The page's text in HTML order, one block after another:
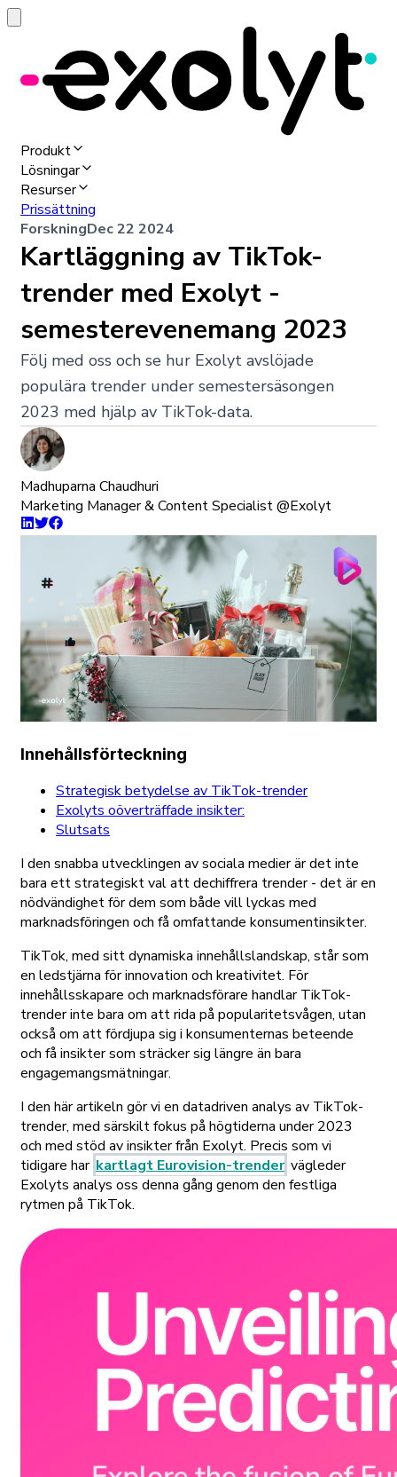
Produkt
Lösningar
Resurser
Prissättning
ForskningDec 22 2024
Kartläggning av TikTok-
trender med Exolyt -
semesterevenemang 2023
Följ med oss och se hur Exolyt avslöjade
populära trender under semestersäsongen
2023 med hjälp av TikTok-data.
Madhuparna Chaudhuri
Marketing Manager & Content Specialist @Exolyt
Innehållsförteckning
Strategisk betydelse av TikTok-trender
Exolyts oöverträffade insikter:
Slutsats
I den snabba utvecklingen av sociala medier är det inte
bara ett strategiskt val att dechiffrera trender - det är en
nödvändighet för dem som både vill lyckas med
marknadsföringen och få omfattande konsumentinsikter.
TikTok, med sitt dynamiska innehållslandskap, står som
en ledstjärna för innovation och kreativitet. För
innehållsskapare och marknadsförare handlar TikTok-
trender inte bara om att rida på popularitetsvågen, utan
också om att fördjupa sig i konsumenternas beteende
och få insikter som sträcker sig längre än bara
engagemangsmätningar.
I den här artikeln gör vi en datadriven analys av TikTok-
trender, med särskilt fokus på högtiderna under 2023
och med stöd av insikter från Exolyt. Precis som vi
tidigare har kartlagt Eurovision-trender vägleder
Exolyts analys oss denna gång genom den festliga
rytmen på TikTok.